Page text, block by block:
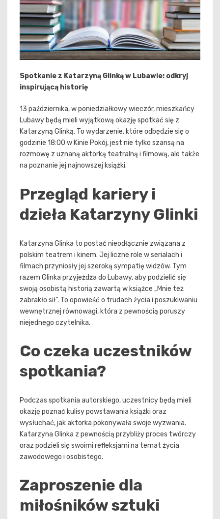
Spotkanie z Katarzyną Glinką w Lubawie: odkryj
inspirującą historię
13 października, w poniedziałkowy wieczór, mieszkańcy
Lubawy będą mieli wyjątkową okazję spotkać się z
Katarzyną Glinką. To wydarzenie, które odbędzie się o
godzinie 18:00 w Kinie Pokój, jest nie tylko szansą na
rozmowę z uznaną aktorką teatralną i filmową, ale także
na poznanie jej najnowszej książki.
Przegląd kariery i
dzieła Katarzyny Glinki
Katarzyna Glinka to postać nieodłącznie związana z
polskim teatrem i kinem. Jej liczne role w serialach i
filmach przyniosły jej szeroką sympatię widzów. Tym
razem Glinka przyjeżdża do Lubawy, aby podzielić się
swoją osobistą historią zawartą w książce „Mnie też
zabrakło sił”. To opowieść o trudach życia i poszukiwaniu
wewnętrznej równowagi, która z pewnością poruszy
niejednego czytelnika.
Co czeka uczestników
spotkania?
Podczas spotkania autorskiego, uczestnicy będą mieli
okazję poznać kulisy powstawania książki oraz
wysłuchać, jak aktorka pokonywała swoje wyzwania.
Katarzyna Glinka z pewnością przybliży proces twórczy
oraz podzieli się swoimi refleksjami na temat życia
zawodowego i osobistego.
Zaproszenie dla
miłośników sztuki